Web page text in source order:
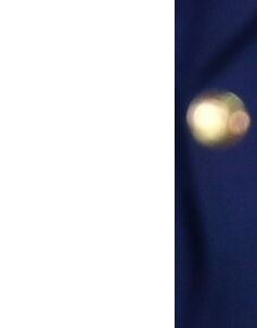
УКРАИНСКАЯ ПРОБЛЕМА КРЫМА